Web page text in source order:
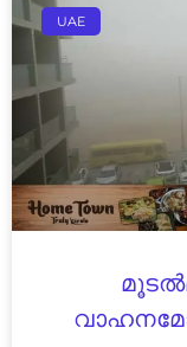
UAE